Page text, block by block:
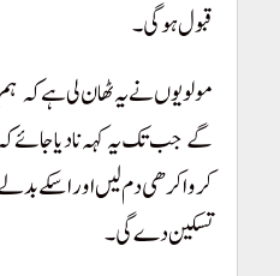
قبول ہو گی۔
مولویوں نے یہ ٹھان لی ہے کہ
گے !جب تک یہ کہہ نا دیا جائے
کرواکر ھی دم لیں اور اسکے
تسکین دے گی۔